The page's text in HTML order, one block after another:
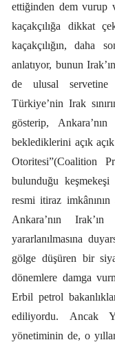
ettiğinden dem vurup
kaçakçılığa dikkat
kaçakçılığın, daha
anlatıyor, bunun
de ulusal servetine
Türkiye’nin Irak
gösterip,
beklediklerini açık
Otoritesi”(Coalition
bulunduğu
resmi itiraz
Ankara’nın
yararlanılmasına
gölge düşüren bir
dönemlere damga
Erbil petrol
ediliyordu. Ancak
yönetiminin de, o